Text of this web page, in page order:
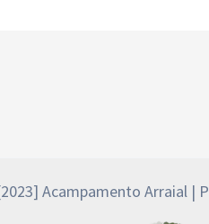
Acampamento Arraial |